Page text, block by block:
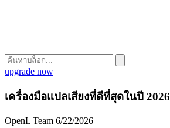
upgrade now
เครื่องมือแปลเสียงที่ดีที่สุดในปี 2026
OpenL Team 6/22/2026